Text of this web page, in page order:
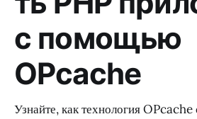
с помощью
OPcache
Узнайте, как технология